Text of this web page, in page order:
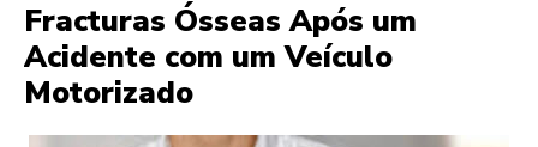
Fracturas Ósseas Após um
Acidente com um Veículo
Motorizado